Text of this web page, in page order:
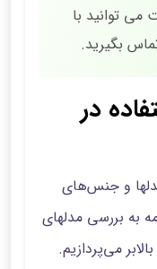
توانید با
بگیرید.
در
و جنس‌های
به بررسی مدلهای
می‌پردازیم.